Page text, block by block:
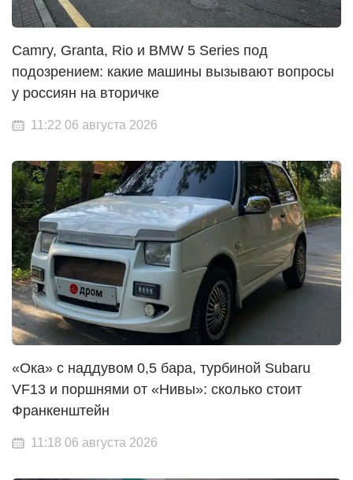
Camry, Granta, Rio и BMW 5 Series под
подозрением: какие машины вызывают вопросы
у россиян на вторичке
11:22 06 августа 2026
«Ока» с наддувом 0,5 бара, турбиной Subaru
VF13 и поршнями от «Нивы»: сколько стоит
Франкенштейн
11:18 06 августа 2026